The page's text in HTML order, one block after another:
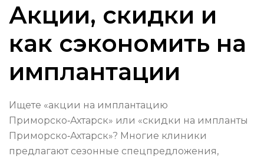
Акции, скидки и
как сэкономить на
имплантации
Ищете «акции на имплантацию
Приморско‑Ахтарск» или «скидки на импланты
Приморско‑Ахтарск»? Многие клиники
предлагают сезонные спецпредложения,